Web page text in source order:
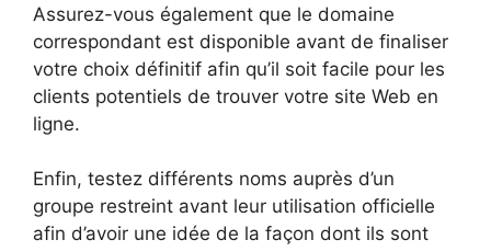
Assurez-vous également que le domaine
correspondant est disponible avant de finaliser
votre choix définitif afin qu’il soit facile pour les
clients potentiels de trouver votre site Web en
ligne.
Enfin, testez différents noms auprès d’un
groupe restreint avant leur utilisation officielle
afin d’avoir une idée de la façon dont ils sont